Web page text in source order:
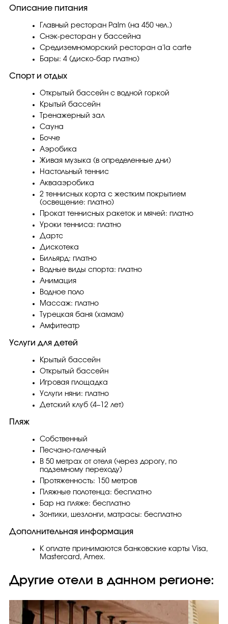
Описание питания
Главный ресторан Palm (на 450 чел.)
Снэк-ресторан у бассейна
Средиземноморский ресторан a'la carte
Бары: 4 (диско-бар платно)
Спорт и отдых
Открытый бассейн с водной горкой
Крытый бассейн
Тренажерный зал
Сауна
Бочче
Аэробика
Живая музыка (в определенные дни)
Настольный теннис
Аквааэробика
2 теннисных корта с жестким покрытием
(освещение: платно)
Прокат теннисных ракеток и мячей: платно
Уроки тенниса: платно
Дартс
Дискотека
Бильярд: платно
Водные виды спорта: платно
Анимация
Водное поло
Массаж: платно
Турецкая баня (хамам)
Амфитеатр
Услуги для детей
Крытый бассейн
Открытый бассейн
Игровая площадка
Услуги няни: платно
Детский клуб (4–12 лет)
Пляж
Собственный
Песчано-галечный
В 50 метрах от отеля (через дорогу, по
подземному переходу)
Протяженность: 150 метров
Пляжные полотенца: бесплатно
Бар на пляже: бесплатно
Зонтики, шезлонги, матрасы: бесплатно
Дополнительная информация
К оплате принимаются банковские карты Visa,
Mastercard, Amex.
Другие отели в данном регионе: